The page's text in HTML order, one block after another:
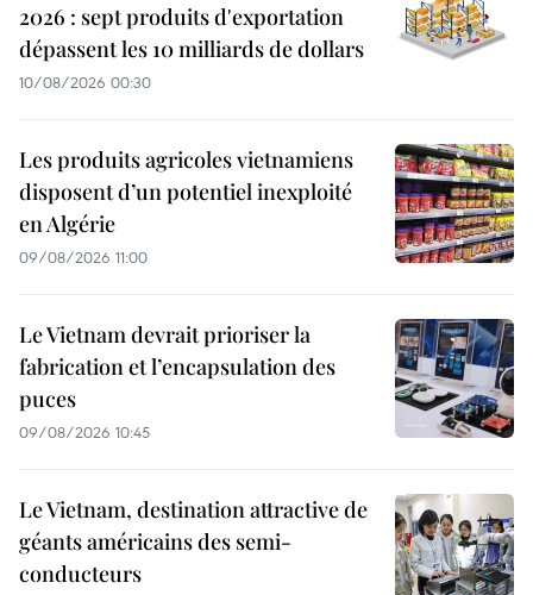
2026 : sept produits d'exportation
dépassent les 10 milliards de dollars
10/08/2026 00:30
Les produits agricoles vietnamiens
disposent d’un potentiel inexploité
en Algérie
09/08/2026 11:00
Le Vietnam devrait prioriser la
fabrication et l’encapsulation des
puces
09/08/2026 10:45
Le Vietnam, destination attractive de
géants américains des semi-
conducteurs